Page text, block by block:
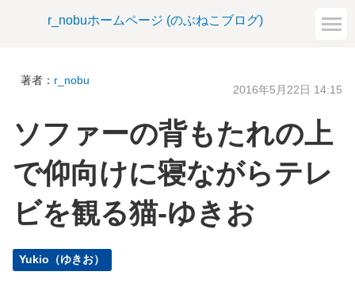
r_nobuホームページ (のぶねこブログ)
著者： r_nobu
2016年5月22日 14:15
ソファーの背もたれの上
で仰向けに寝ながらテレ
ビを観る猫-ゆきお
Yukio（ゆきお）